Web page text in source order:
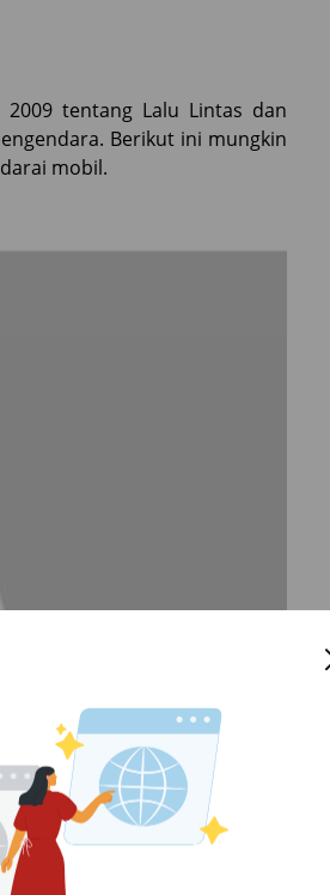
tentang Lalu Lintas dan
Berikut ini mungkin
mobil.